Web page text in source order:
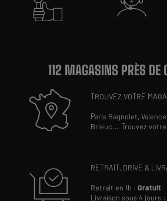
112 MAGASINS PRÈS DE
TROUVEZ VOTRE
Paris Bagnolet,
Brieuc...Trouvez
RETRAIT, DRIVE &
Retrait en 1h :Gratuit
Livraison sous 4 jours :